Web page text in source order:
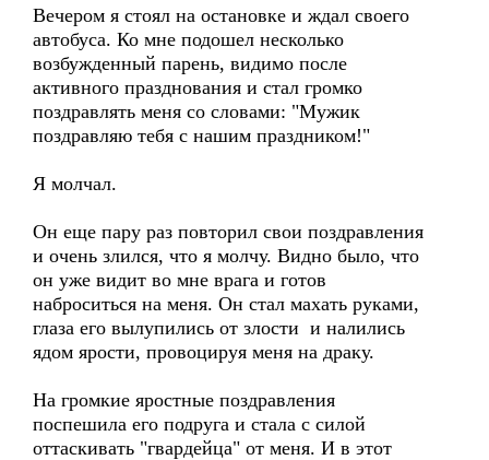
Вечером я стоял на остановке и ждал своего
автобуса. Ко мне подошел несколько
возбужденный парень, видимо после
активного празднования и стал громко
поздравлять меня со словами: "Мужик
поздравляю тебя с нашим праздником!"
Я молчал.
Он еще пару раз повторил свои поздравления
и очень злился, что я молчу. Видно было, что
он уже видит во мне врага и готов
наброситься на меня. Он стал махать руками,
глаза его вылупились от злости и налились
ядом ярости, провоцируя меня на драку.
На громкие яростные поздравления
поспешила его подруга и стала с силой
оттаскивать "гвардейца" от меня. И в этот